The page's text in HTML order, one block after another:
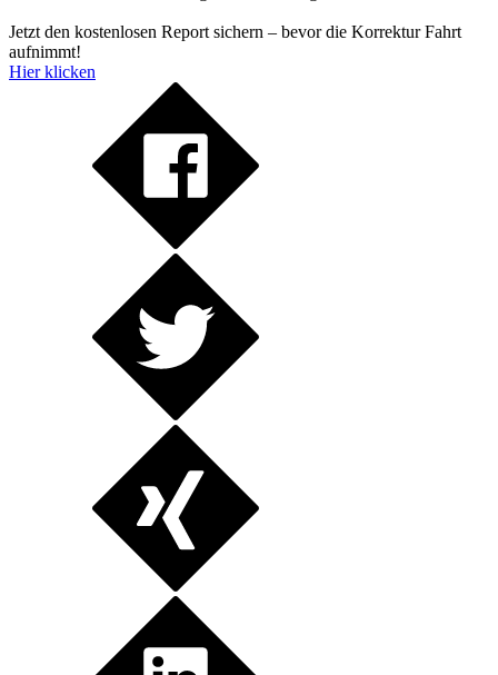
Jetzt den kostenlosen Report sichern – bevor die Korrektur Fahrt
aufnimmt!
Hier klicken